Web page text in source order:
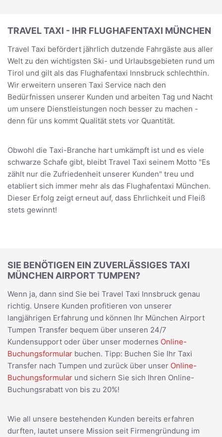
TRAVEL TAXI - IHR FLUGHAFENTAXI MÜNCHEN
Travel Taxi befördert jährlich dutzende Fahrgäste aus aller
Welt zu den wichtigsten Ski- und Urlaubsgebieten rund um
Tirol und gilt als das Flughafentaxi Innsbruck schlechthin.
Wir erweitern unseren Taxi Service nach den
Bedürfnissen unserer Kunden und arbeiten Tag und Nacht
um unsere Dienstleistungen noch besser zu machen -
denn für uns kommt Qualität stets vor Quantität.
Obwohl die Taxi-Branche hart umkämpft ist und es viele
schwarze Schafe gibt, bleibt Travel Taxi seinem Motto "Es
zählt nur die Zufriedenheit unserer Kunden" treu und
etabliert sich immer mehr als das Flughafentaxi München.
Dieser Erfolg zeigt erneut auf, dass Ehrlichkeit und Fleiß
stets gewinnt!
SIE BENÖTIGEN EIN ZUVERLÄSSIGES TAXI
MÜNCHEN AIRPORT TUMPEN?
Wenn ja, dann sind Sie bei Travel Taxi Innsbruck genau
richtig. Unsere Kunden profitieren von unserer
langjährigen Erfahrung und können Ihr München Airport
Tumpen Transfer bequem über unseren 24/7
Kundensupport oder über unser modernes Online-
Buchungsformular buchen. Tipp: Buchen Sie Ihr Taxi
Transfer nach Tumpen und zurück über unser Online-
Buchungsformular und sichern Sie sich Ihren Online-
Buchungsrabatt von bis zu 20%!
Wie all unsere bestehenden Kunden bereits erfahren
durften, lautet unsere Mission seit Firmengründung im